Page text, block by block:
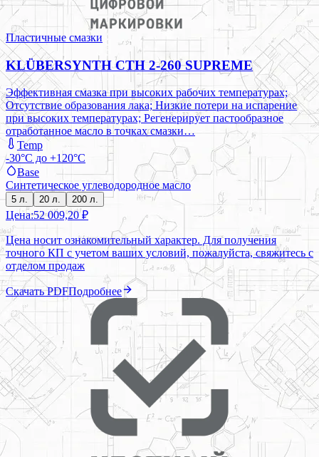
Пластичные смазки
KLÜBERSYNTH CTH 2-260 SUPREME
Эффективная смазка при высоких рабочих температурах;
Отсутствие образования лака; Низкие потери на испарение
при высоких температурах; Регенерирует пастообразное
отработанное масло в точках смазки…
Temp
-30°C до +120°C
Base
Синтетическое углеводородное масло
5 л. 20 л. 200 л.
Цена:52 009,20 ₽
Цена носит ознакомительный характер. Для получения
точного КП с учетом ваших условий, пожалуйста, свяжитесь с
отделом продаж
Скачать PDFПодробнее